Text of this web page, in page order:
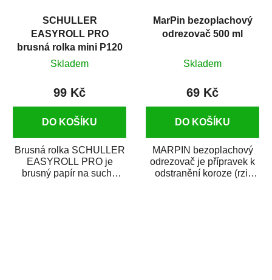
SCHULLER
EASYROLL PRO
brusná rolka mini P120
Skladem
99 Kč
DO KOŠÍKU
Brusná rolka SCHULLER
EASYROLL PRO je
brusný papír na suché
MarPin bezoplachový
odrezovač 500 ml
Skladem
69 Kč
DO KOŠÍKU
MARPIN bezoplachový
odrezovač je přípravek k
odstranění koroze (rzi)